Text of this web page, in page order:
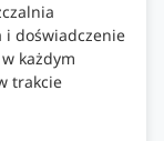
i doświadczenie
każdym
trakcie